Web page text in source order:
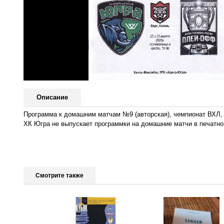
Описание
Программа к домашним матчам №9 (авторская), чемпионат ВХЛ,
ХК Югра не выпускает программки на домашние матчи в
Смотрите также